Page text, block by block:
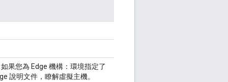
果您為 Edge 機構：環境指定了
說明文件，瞭解虛擬主機。